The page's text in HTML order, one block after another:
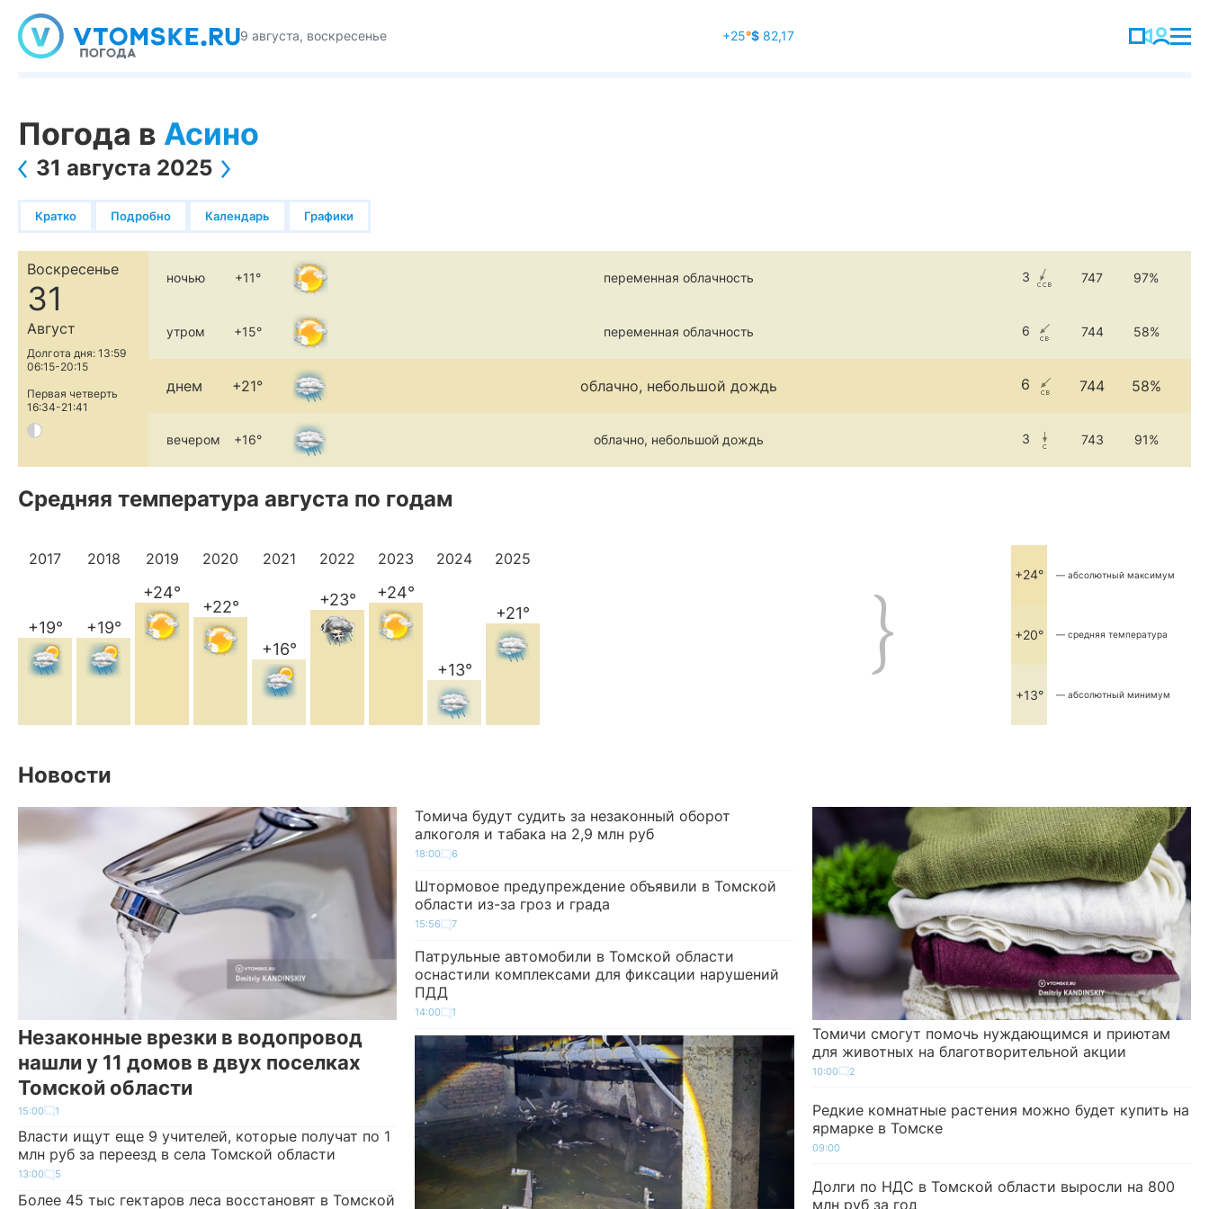
9 августа, воскресенье +25°$82,17
Погода в Асино
31 августа 2025
Кратко Подробно Календарь Графики
Воскресенье
31
Август
Долгота дня: 13:59
06:15-20:15
Первая четверть
16:34-21:41
ночью +11° переменная облачность 3 747 97%
утром +15° переменная облачность 6 744 58%
днем +21° облачно, небольшой дождь 6 744 58%
вечером +16° облачно, небольшой дождь 3 743 91%
Средняя температура августа по годам
2017
+19°
2018
+19°
2019
+24°
2020
+22°
2021
+16°
2022
+23°
2023
+24°
2024
+13°
2025
+21°
+24° — абсолютный максимум
+20° — средняя температура
+13° — абсолютный минимум
Новости
Незаконные врезки в водопровод
нашли у 11 домов в двух поселках
Томской области
15:00 1
Власти ищут еще 9 учителей, которые получат по 1
млн руб за переезд в села Томской области
13:00 5
Более 45 тыс гектаров леса восстановят в Томской
Томича будут судить за незаконный оборот
алкоголя и табака на 2,9 млн руб
18:00 6
Штормовое предупреждение объявили в Томской
области из-за гроз и града
15:56 7
Патрульные автомобили в Томской области
оснастили комплексами для фиксации нарушений
ПДД
14:00 1
Томичи смогут помочь нуждающимся и приютам
для животных на благотворительной акции
10:00 2
Редкие комнатные растения можно будет купить на
ярмарке в Томске
09:00
Долги по НДС в Томской области выросли на 800
млн руб за год